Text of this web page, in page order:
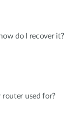
do I recover it?
used for?